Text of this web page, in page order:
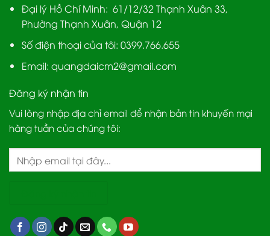
Đại lý Hồ Chí Minh: 61/12/32 Thạnh Xuân 33,
Phường Thạnh Xuân, Quận 12
Số điện thoại của tôi: 0399.766.655
Email: quangdaicm2@gmail.com
Đăng ký nhận tin
Vui lòng nhập địa chỉ email để nhận bản tin khuyến mại
hàng tuần của chúng tôi: